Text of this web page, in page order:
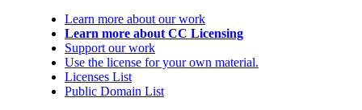
Learn more about our work
Learn more about CC Licensing
Support our work
Use the license for your own material.
Licenses List
Public Domain List